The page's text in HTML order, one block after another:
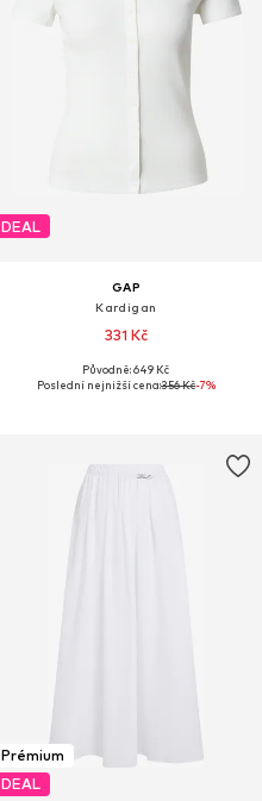
DEAL
GAP
Kardigan
331 Kč
Dostupné velikosti: XS, S, M, L
Původně: 649 Kč
Poslední nejnižší cena:356 Kč-7%
Prémium
DEAL